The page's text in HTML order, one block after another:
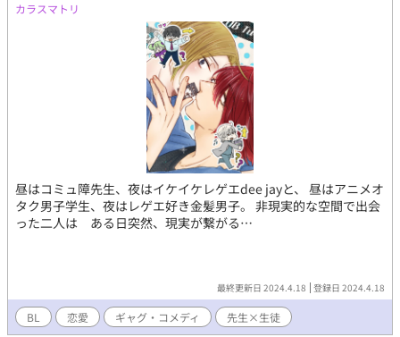
カラスマトリ
昼はコミュ障先生、夜はイケイケレゲエdee jayと、 昼はアニメオ
タク男子学生、夜はレゲエ好き金髪男子。 非現実的な空間で出会
った二人は ある日突然、現実が繋がる…
最終更新日 2024.4.18 登録日 2024.4.18
BL 恋愛 ギャグ・コメディ 先生×生徒